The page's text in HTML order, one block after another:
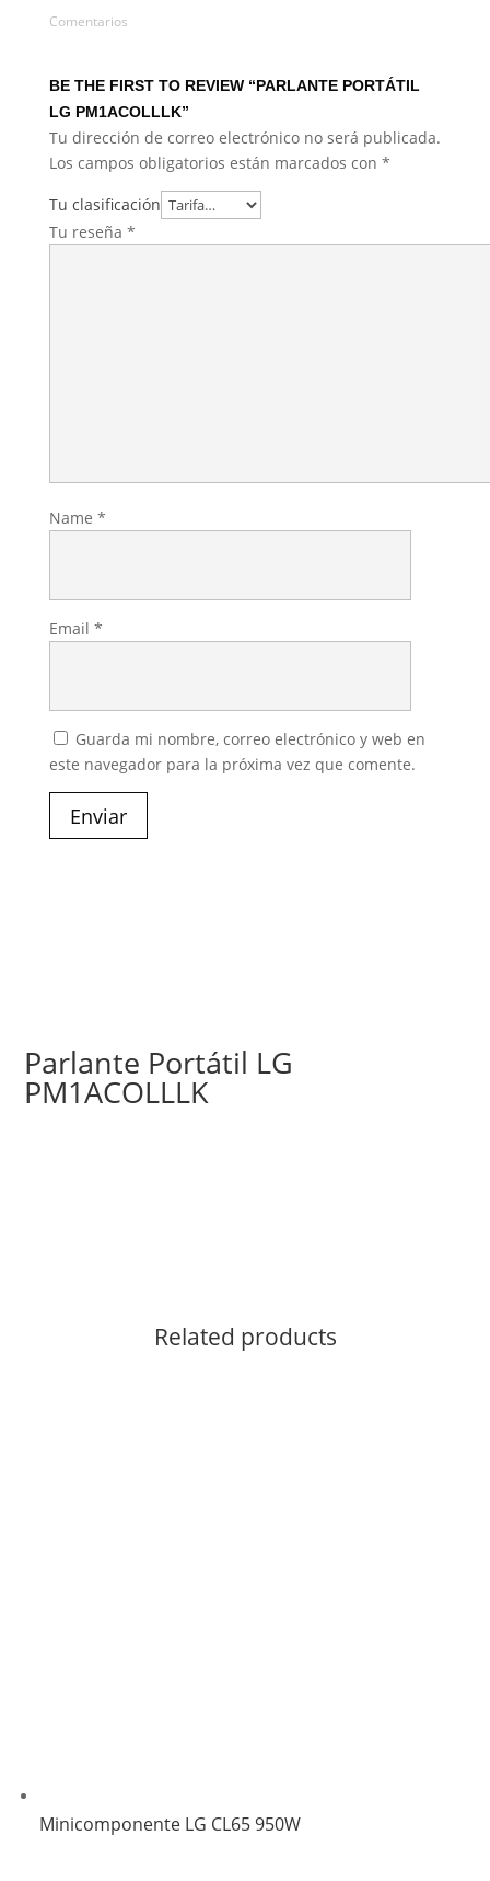
Comentarios
BE THE FIRST TO REVIEW “PARLANTE PORTÁTIL
LG PM1ACOLLLK”
Tu dirección de correo electrónico no será publicada.
Los campos obligatorios están marcados con *
Tu clasificación
Tu reseña *
Name *
Email *
Guarda mi nombre, correo electrónico y web en
este navegador para la próxima vez que comente.
Enviar
Parlante Portátil LG
PM1ACOLLLK
Related products
Minicomponente LG CL65 950W